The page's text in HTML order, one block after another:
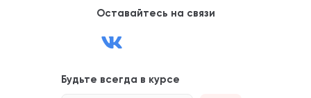
Оставайтесь на связи
Будьте всегда в курсе